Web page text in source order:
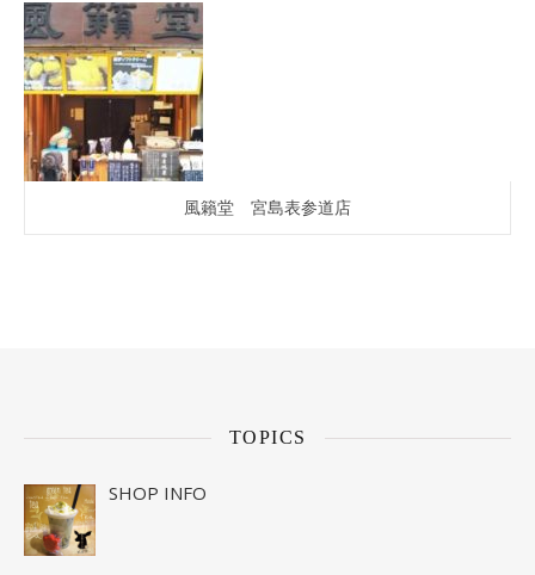
風籟堂 宮島表参道店
TOPICS
SHOP INFO